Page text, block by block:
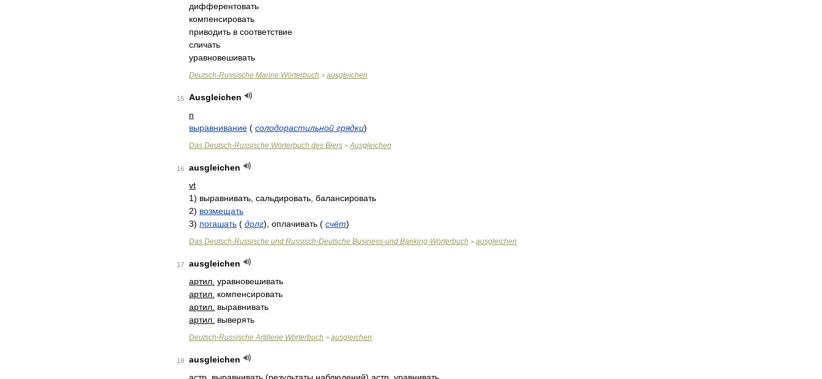
дифферентовать
компенсировать
приводить в соответствие
сличать
уравновешивать
Deutsch-Russische Marine Wörterbuch > ausgleichen
15
Ausgleichen
n
выравнивание ( солодорастильной грядки)
Das Deutsch-Russische Wörterbuch des Biers > Ausgleichen
16
ausgleichen
vt
1) выравнивать сальдировать балансировать
2) возмещать
3) погашать ( долг) оплачивать ( счёт)
Das Deutsch-Russische und Russisch-Deutsche Business-und Banking-Wörterbuch > ausgleichen
17
ausgleichen
артил уравновешивать
артил компенсировать
артил выравнивать
артил выверять
Deutsch-Russische Artillerie Wörterbuch > ausgleichen
18
ausgleichen
астр выравнивать (результаты наблюдений) астр уравнивать